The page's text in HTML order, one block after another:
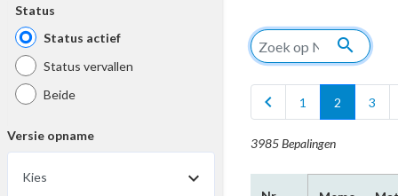
Status
Status actief
Status vervallen
Beide
Versie opname
Kies
search
chevron_left 1 2 3
3985 Bepalingen